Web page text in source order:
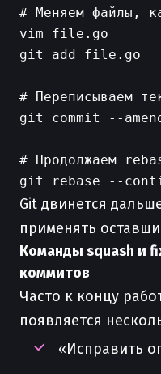
# Меняем файлы,
vim file.go
git add file.go
# Переписываем
git commit --
# Продолжаем
Git двинется
применять
Команды squash и
коммитов
Часто к концу
появляется
«Исправить